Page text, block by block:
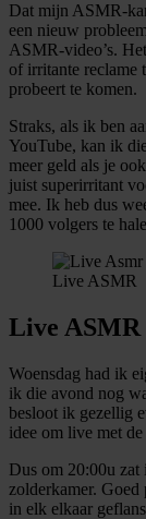
Dat mijn ASMR-
een nieuw
ASMR-video’s.
of irritante reclame
probeert te komen.
Straks, als ik ben
YouTube, kan ik
meer geld als je
juist superirritant
mee. Ik heb dus
1000 volgers te
Live ASMR
Live ASMR
Woensdag had ik
ik die avond nog
besloot ik gezellig
idee om live met
Dus om 20:00u
zolderkamer.
in elk elkaar